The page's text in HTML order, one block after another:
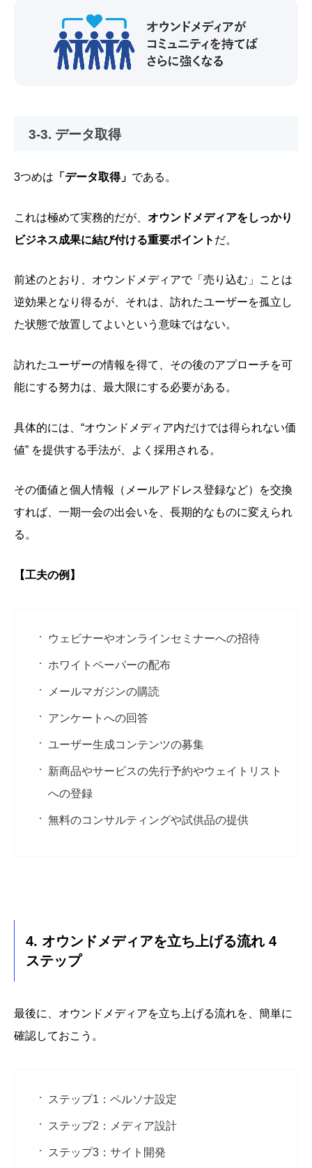
3-3. データ取得
3つめは 「データ取得」 である。
これは極めて実務的だが、 オウンドメディアをしっかり
ビジネス成果に結び付ける重要ポイント だ。
前述のとおり、オウンドメディアで「売り込む」ことは
逆効果となり得るが、それは、訪れたユーザーを孤立し
た状態で放置してよいという意味ではない。
訪れたユーザーの情報を得て、その後のアプローチを可
能にする努力は、最大限にする必要がある。
具体的には、“オウンドメディア内だけでは得られない価
値” を提供する手法が、よく採用される。
その価値と個人情報（メールアドレス登録など）を交換
すれば、一期一会の出会いを、長期的なものに変えられ
る。
【工夫の例】
ウェビナーやオンラインセミナーへの招待
ホワイトペーパーの配布
メールマガジンの購読
アンケートへの回答
ユーザー生成コンテンツの募集
新商品やサービスの先行予約やウェイトリスト
への登録
無料のコンサルティングや試供品の提供
4. オウンドメディアを立ち上げる流れ 4
ステップ
最後に、オウンドメディアを立ち上げる流れを、簡単に
確認しておこう。
ステップ1：ペルソナ設定
ステップ2：メディア設計
ステップ3：サイト開発